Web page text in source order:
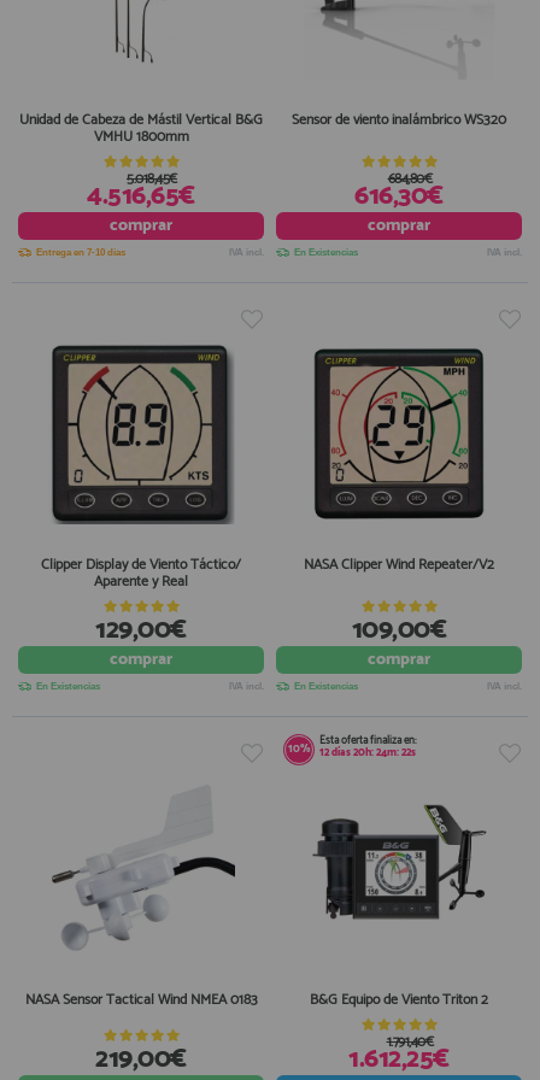
Unidad de Cabeza de Mástil Vertical B&G
VMHU 1800mm
4.516,65€
5.018,45€
comprar
Entrega en 7-10 días IVA incl.
Sensor de viento inalámbrico WS320
616,30€
684,80€
comprar
En Existencias IVA incl.
Clipper Display de Viento Táctico/
Aparente y Real
129,00€
comprar
En Existencias IVA incl.
NASA Clipper Wind Repeater/V2
109,00€
comprar
En Existencias IVA incl.
NASA Sensor Tactical Wind NMEA 0183
219,00€
10% Esta oferta finaliza en:
12días20h:24m:22s
B&G Equipo de Viento Triton 2
1.612,25€
1.791,40€